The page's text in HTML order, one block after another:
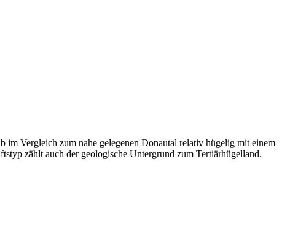
Vergleich zum nahe gele­genen Donautal relativ hügelig mit einem
zählt auch der geologische Untergrund zum Tertiärhügelland.